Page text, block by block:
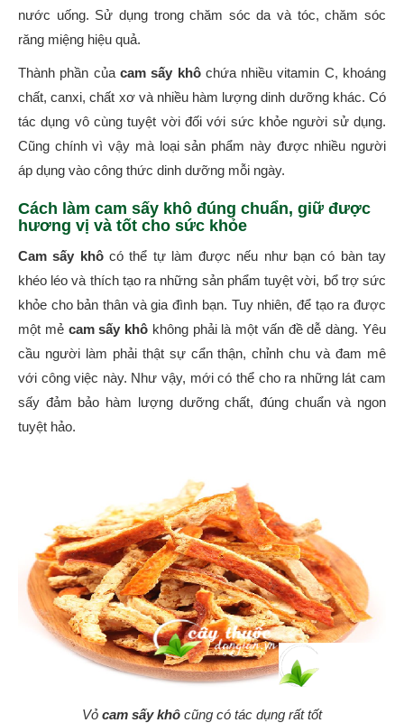
nước uống. Sử dụng trong chăm sóc da và tóc, chăm sóc
răng miệng hiệu quả.
Thành phần của cam sấy khôchứa nhiều vitamin C, khoáng
chất, canxi, chất xơ và nhiều hàm lượng dinh dưỡng khác. Có
tác dụng vô cùng tuyệt vời đối với sức khỏe người sử dụng.
Cũng chính vì vậy mà loại sản phẩm này được nhiều người
áp dụng vào công thức dinh dưỡng mỗi ngày.
Cách làm cam sấy khô đúng chuẩn, giữ được
hương vị và tốt cho sức khỏe
Cam sấy khôcó thể tự làm được nếu như bạn có bàn tay
khéo léo và thích tạo ra những sản phẩm tuyệt vời, bổ trợ sức
khỏe cho bản thân và gia đình bạn. Tuy nhiên, để tạo ra được
một mẻ cam sấy khô không phải là một vấn đề dễ dàng. Yêu
cầu người làm phải thật sự cẩn thận, chỉnh chu và đam mê
với công việc này. Như vậy, mới có thể cho ra những lát cam
sấy đảm bảo hàm lượng dưỡng chất, đúng chuẩn và ngon
tuyệt hảo.
Vỏ cam sấy khô cũng có tác dụng rất tốt